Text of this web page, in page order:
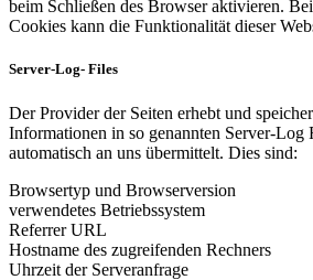
beim Schließen des Browser aktivieren.
Cookies kann die Funktionalität dieser
Server-Log- Files
Der Provider der Seiten erhebt und
Informationen in so genannten Server-Log
automatisch an uns übermittelt. Dies sind:
Browsertyp und Browserversion
verwendetes Betriebssystem
Referrer URL
Hostname des zugreifenden Rechners
Uhrzeit der Serveranfrage